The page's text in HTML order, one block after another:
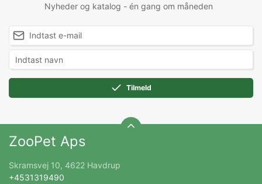
Nyheder og katalog - én gang om måneden
Tilmeld
ZooPet Aps
Skramsvej 10, 4622 Havdrup
+4531319490